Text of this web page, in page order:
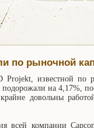
по рыночной
Projekt, известной по
подорожали на 4,17%,
довольны
всей компании